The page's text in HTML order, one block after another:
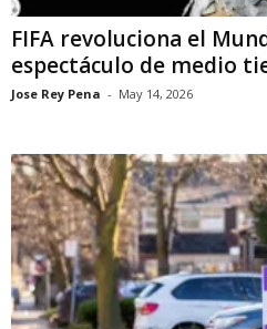
FIFA revoluciona el
espectáculo de medio
Jose Rey Pena - May 14, 2026